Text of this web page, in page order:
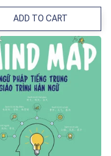
ADD TO CART